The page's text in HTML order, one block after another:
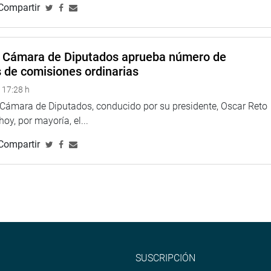
del pleno del Congreso, extendió sus felicitaciones a los
cumplida en el último año de gestión. A las 03:53 de la tarde
web y redes sociales.
de Diputados aprueba número de
comisiones ordinarias
h
de Diputados, conducido por su presidente, Oscar Reto
por mayoría, el...
SUSCRIPCIÓN